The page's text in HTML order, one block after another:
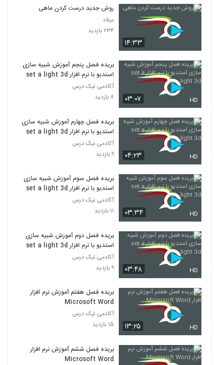
۱۴:۳۳
روش جدید درست کردن ماهی
میلاد
۲۳۴ بازدید
۰۳:۰۷ HD
بریده فصل پنجم آموزش شبیه سازی
استدیو با نرم افزار set a light 3d
آکادمی نیک درس
۸ بازدید
۰۴:۲۳ HD
بریده فصل چهارم آموزش شبیه سازی
استدیو با نرم افزار set a light 3d
آکادمی نیک درس
۹ بازدید
۰۳:۳۴ HD
بریده فصل سوم آموزش شبیه سازی
استدیو با نرم افزار set a light 3d
آکادمی نیک درس
۱۱ بازدید
۰۳:۴۸ HD
بریده فصل دوم آموزش شبیه سازی
استدیو با نرم افزار set a light 3d
آکادمی نیک درس
۹ بازدید
۱۳:۲۵ HD
بریده فصل هفتم آموزش نرم افزار
Microsoft Word
آکادمی نیک درس
۱۵ بازدید
بریده فصل ششم آموزش نرم افزار
Microsoft Word